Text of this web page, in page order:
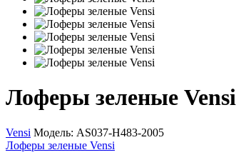
Лоферы зеленые Vensi
Vensi Модель: AS037-H483-2005
Лоферы зеленые Vensi